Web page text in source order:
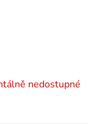
nedostupné